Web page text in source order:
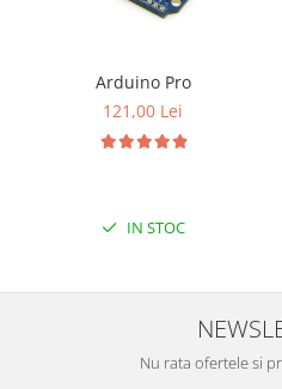
Arduino Pro
121,00 Lei
IN STOC
Nu rata ofertele si